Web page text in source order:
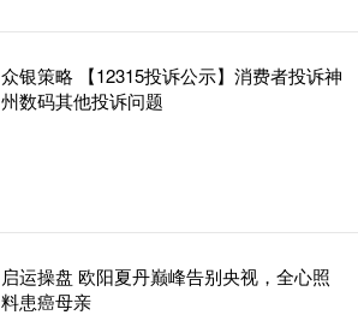
众银策略 【12315投诉公示】消费者投诉神
州数码其他投诉问题
启运操盘 欧阳夏丹巅峰告别央视，全心照
料患癌母亲